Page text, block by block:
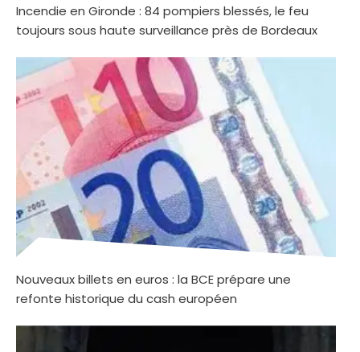
Incendie en Gironde : 84 pompiers blessés, le feu
toujours sous haute surveillance près de Bordeaux
Nouveaux billets en euros : la BCE prépare une
refonte historique du cash européen